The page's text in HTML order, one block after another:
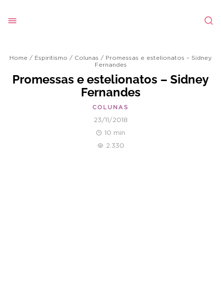
Home / Espiritismo / Colunas / Promessas e estelionatos – Sidney
Fernandes
Promessas e estelionatos – Sidney
Fernandes
COLUNAS
23/11/2018
10 min
2.330